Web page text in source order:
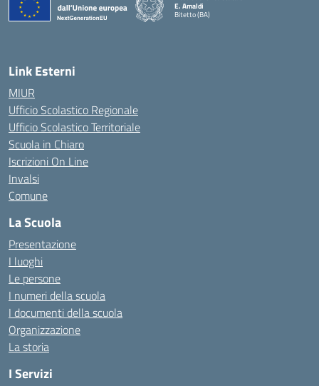
E. Amaldi
Bitetto (BA)
Link Esterni
MIUR
Ufficio Scolastico Regionale
Ufficio Scolastico Territoriale
Scuola in Chiaro
Iscrizioni On Line
Invalsi
Comune
La Scuola
Presentazione
I luoghi
Le persone
I numeri della scuola
I documenti della scuola
Organizzazione
La storia
I Servizi